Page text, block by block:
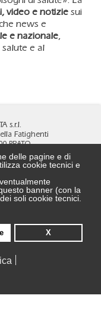
delle pagine e di
cookie tecnici e
banner (con la
soli cookie tecnici.
X
video e notizie sui
news e
e nazionale,
e al
s.r.l.
Fatighenti
PRATO
i.v
LEGALI
ETICO